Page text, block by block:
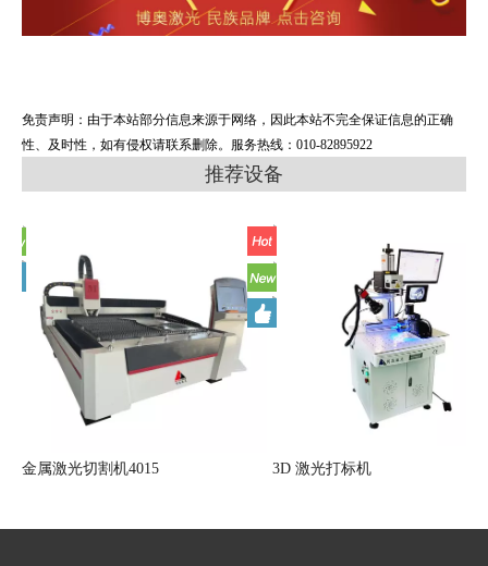
免责声明：由于本站部分信息来源于网络，因此本站不完全保证信息的正确
性、及时性，如有侵权请联系删除。服务热线：010-82895922
推荐设备
金属激光切割机4015 3D 激光打标机